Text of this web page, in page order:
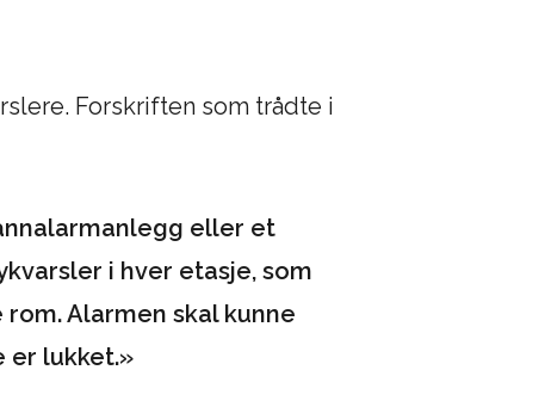
Forskriften som trådte i
eller et
i hver etasje, som
Alarmen skal kunne
er lukket.»